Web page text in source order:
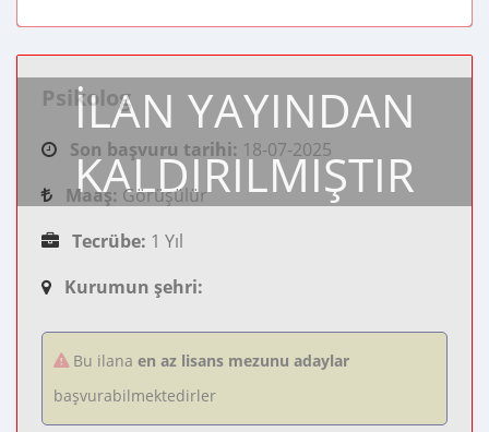
İLAN YAYINDAN
KALDIRILMIŞTIR
Psikolog
Son başvuru tarihi: 18-07-2025
Maaş: Görüşülür
Tecrübe: 1 Yıl
Kurumun şehri:
Bu ilana en az lisans mezunu adaylar
başvurabilmektedirler